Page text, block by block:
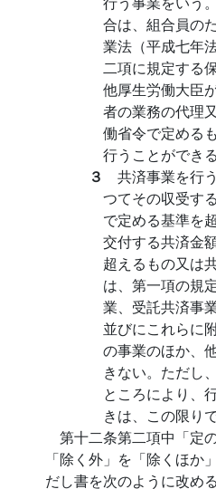
合は、組合員の
業法（平成七年
二項に規定する
他厚生労働大臣
者の業務の代理
働省令で定める
行うことができる
３ 共済事業を行
つてその収受す
で定める基準を
交付する共済金
超えるもの又は
は、第一項の規
業、受託共済事
並びにこれらに
の事業のほか、
きない。ただし
ところにより、
きは、この限り
第十二条第二項中「定
「除く外」を「除くほか
だし書を次のように改める